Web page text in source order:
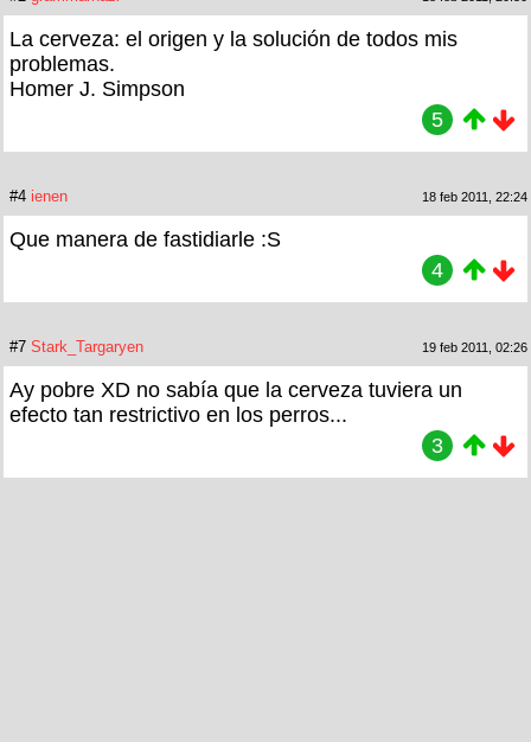
La cerveza: el origen y la solución de todos mis
problemas.
Homer J. Simpson
5
#4 ienen 18 feb 2011, 22:24
Que manera de fastidiarle :S
4
#7 Stark_Targaryen 19 feb 2011, 02:26
Ay pobre XD no sabía que la cerveza tuviera un
efecto tan restrictivo en los perros...
3